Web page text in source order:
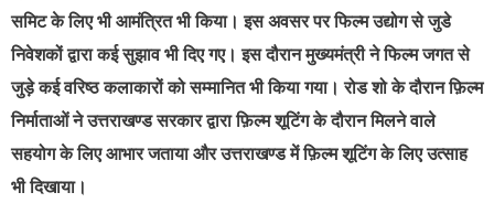
समिट के लिए भी आमंत्रित भी किया। इस अवसर पर फिल्म उद्योग से जुडे
निवेशकों द्वारा कई सुझाव भी दिए गए। इस दौरान मुख्यमंत्री ने फिल्म जगत से
जुड़े कई वरिष्ठ कलाकारों को सम्मानित भी किया गया। रोड शो के दौरान फ़िल्म
निर्माताओं ने उत्तराखण्ड सरकार द्वारा फ़िल्म शूटिंग के दौरान मिलने वाले
सहयोग के लिए आभार जताया और उत्तराखण्ड में फ़िल्म शूटिंग के लिए उत्साह
भी दिखाया।